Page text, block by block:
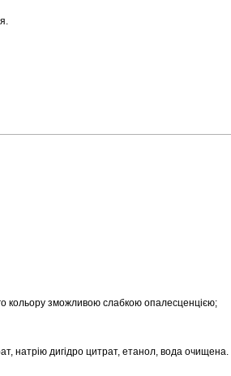
кольору зможливою слабкою опалесценцією;
натрію дигідро цитрат, етанол, вода очищена.